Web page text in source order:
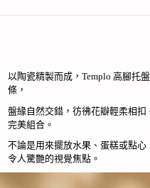
以陶瓷精製而成，Templo 高腳托
條，
盤緣自然交錯，彷彿花瓣輕柔相
完美組合。
不論是用來擺放水果、蛋糕或點
令人驚艷的視覺焦點。